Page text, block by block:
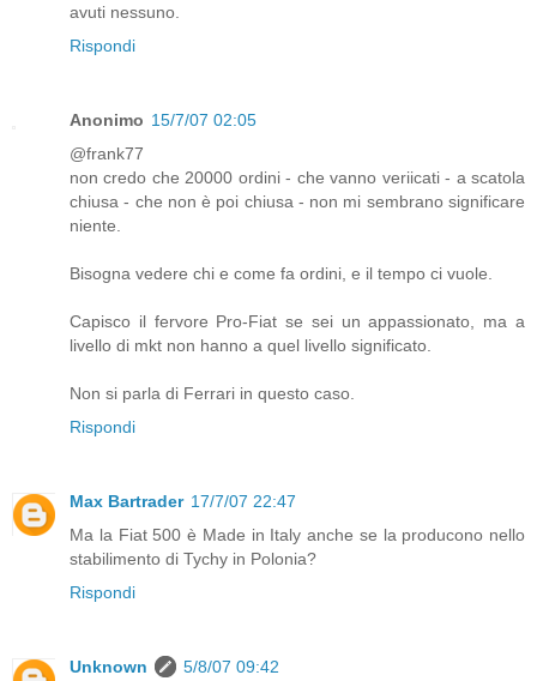
avuti nessuno.
Rispondi
Anonimo 15/7/07 02:05
@frank77
non credo che 20000 ordini - che vanno veriicati - a scatola
chiusa - che non è poi chiusa - non mi sembrano significare
niente.
Bisogna vedere chi e come fa ordini, e il tempo ci vuole.
Capisco il fervore Pro-Fiat se sei un appassionato, ma a
livello di mkt non hanno a quel livello significato.
Non si parla di Ferrari in questo caso.
Rispondi
Max Bartrader 17/7/07 22:47
Ma la Fiat 500 è Made in Italy anche se la producono nello
stabilimento di Tychy in Polonia?
Rispondi
Unknown
5/8/07 09:42